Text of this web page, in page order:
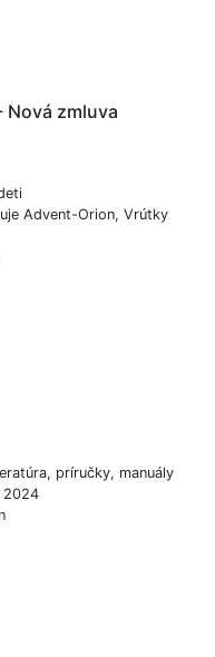
Nová zmluva
Advent-Orion, Vrútky
príručky, manuály
2024